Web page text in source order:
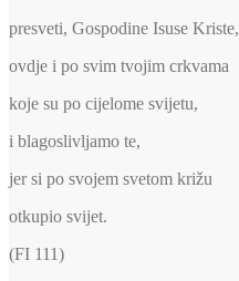
presveti, Gospodine Isuse Kriste,
ovdje i po svim tvojim crkvama
koje su po cijelome svijetu,
i blagoslivljamo te,
jer si po svojem svetom križu
otkupio svijet.
(FI 111)